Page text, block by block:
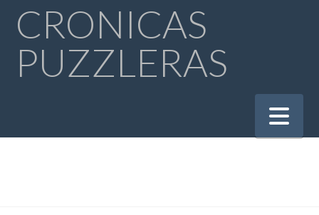
CRONICAS
PUZZLERAS